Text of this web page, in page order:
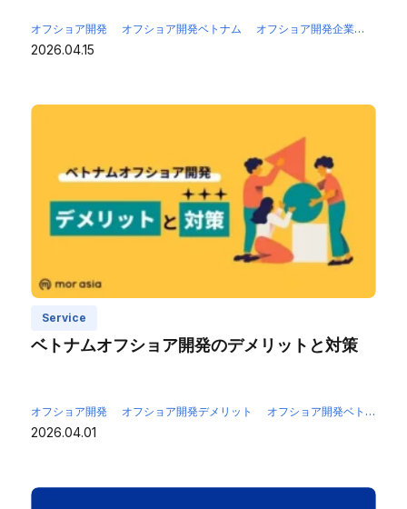
オフショア開発 オフショア開発ベトナム オフショア開発企業
2026.04.15
Service
ベトナムオフショア開発のデメリットと対策
オフショア開発 オフショア開発デメリット オフショア開発ベトナム
2026.04.01